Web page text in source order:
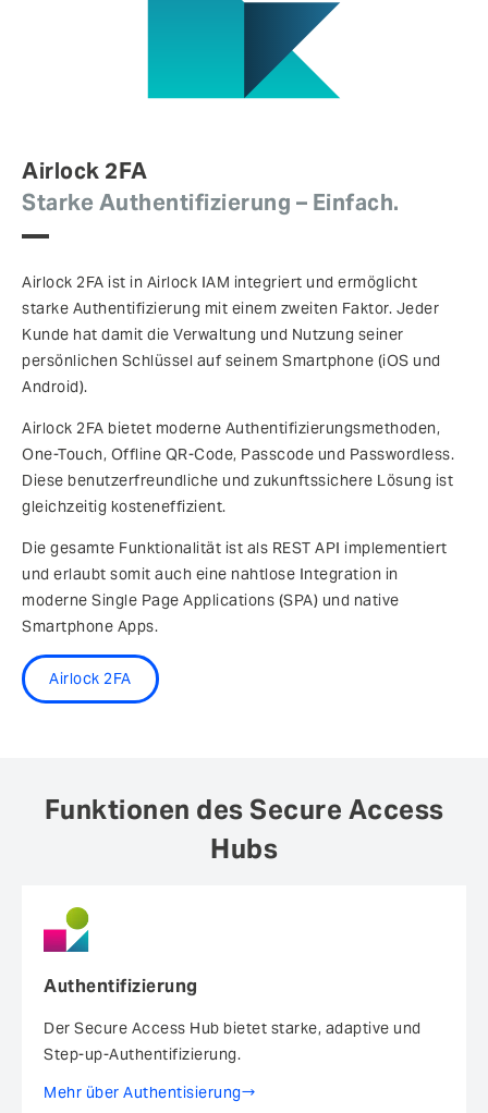
Airlock 2FA
Starke Authentifizierung – Einfach.
Airlock 2FA ist in Airlock IAM integriert und ermöglicht
starke Authentifizierung mit einem zweiten Faktor. Jeder
Kunde hat damit die Verwaltung und Nutzung seiner
persönlichen Schlüssel auf seinem Smartphone (iOS und
Android).
Airlock 2FA bietet moderne Authentifizierungs­methoden,
One-Touch, Offline QR-Code, Passcode und Passwordless.
Diese benutzerfreundliche und zukunftssichere Lösung ist
gleichzeitig kosteneffizient.
Die gesamte Funktionalität ist als REST API implementiert
und erlaubt somit auch eine nahtlose Integration in
moderne Single Page Applications (SPA) und native
Smartphone Apps.
Airlock 2FA
Funktionen des Secure Access
Hubs
Authentifizierung
Der Secure Access Hub bietet starke, adaptive und
Step-up-Authentifizierung.
Mehr über Authentisierung